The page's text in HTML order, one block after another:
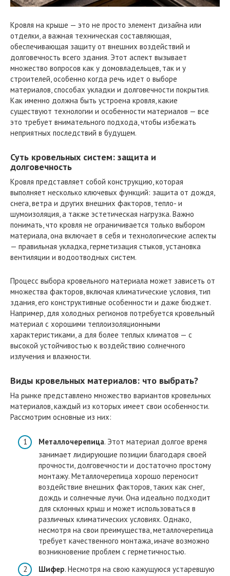
Кровля на крыше — это не просто элемент дизайна или
отделки, а важная техническая составляющая,
обеспечивающая защиту от внешних воздействий и
долговечность всего здания. Этот аспект вызывает
множество вопросов как у домовладельцев, так и у
строителей, особенно когда речь идет о выборе
материалов, способах укладки и долговечности покрытия.
Как именно должна быть устроена кровля, какие
существуют технологии и особенности материалов — все
это требует внимательного подхода, чтобы избежать
неприятных последствий в будущем.
Суть кровельных систем: защита и
долговечность
Кровля представляет собой конструкцию, которая
выполняет несколько ключевых функций: защита от дождя,
снега, ветра и других внешних факторов, тепло- и
шумоизоляция, а также эстетическая нагрузка. Важно
понимать, что кровля не ограничивается только выбором
материала, она включает в себя и технологические аспекты
— правильная укладка, герметизация стыков, установка
вентиляции и водоотводных систем.
Процесс выбора кровельного материала может зависеть от
множества факторов, включая климатические условия, тип
здания, его конструктивные особенности и даже бюджет.
Например, для холодных регионов потребуется кровельный
материал с хорошими теплоизоляционными
характеристиками, а для более теплых климатов — с
высокой устойчивостью к воздействию солнечного
излучения и влажности.
Виды кровельных материалов: что выбрать?
На рынке представлено множество вариантов кровельных
материалов, каждый из которых имеет свои особенности.
Рассмотрим основные из них:
Металлочерепица. Этот материал долгое время
занимает лидирующие позиции благодаря своей
прочности, долговечности и достаточно простому
монтажу. Металлочерепица хорошо переносит
воздействие внешних факторов, таких как снег,
дождь и солнечные лучи. Она идеально подходит
для склонных крыш и может использоваться в
различных климатических условиях. Однако,
несмотря на свои преимущества, металлочерепица
требует качественного монтажа, иначе возможно
возникновение проблем с герметичностью.
Шифер. Несмотря на свою кажущуюся устаревшую